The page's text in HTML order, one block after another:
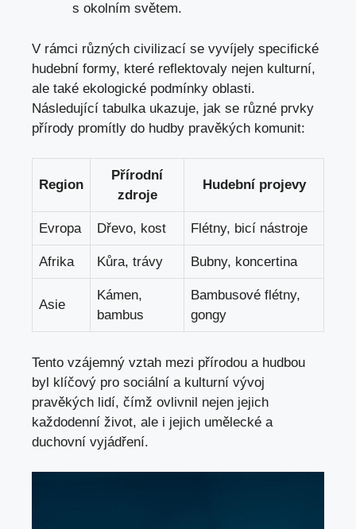
s okolním světem.
V⁣ rámci různých civilizací ​se vyvíjely specifické
hudební formy, které reflektovaly​ nejen kulturní,
ale také ekologické podmínky oblasti.⁤
Následující tabulka ukazuje, jak se různé prvky
přírody promítly do ​hudby ⁢pravěkých ‍komunit:
Region
Přírodní
zdroje
Hudební projevy
Evropa Dřevo, kost Flétny, bicí ⁤nástroje
Afrika Kůra,‌ trávy Bubny, koncertina
Asie
Kámen,
bambus
Bambusové flétny,
gongy
Tento vzájemný vztah‌ mezi přírodou a ⁤hudbou‌
byl klíčový pro sociální a kulturní vývoj
pravěkých lidí, čímž ovlivnil nejen jejich
každodenní život, ale‌ i ​jejich umělecké a
duchovní vyjádření.